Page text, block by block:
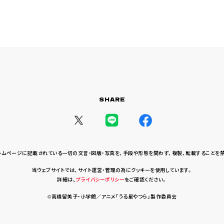
SHARE
ページに記載されている一切の文言・図版・写真を、 手段や形態を問わず、複製、転載することを禁
当ウェブサイトでは、サイト運営・管理の為にクッキーを使用しています。
詳細は、プライバシーポリシーをご確認ください。
©高橋留美子・小学館／アニメ「うる星やつら」製作委員会